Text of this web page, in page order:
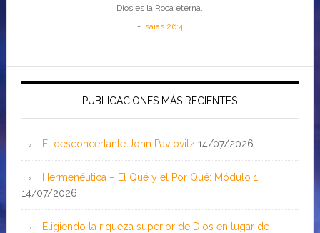
Dios es la Roca eterna.
- Isaías 26:4
PUBLICACIONES MÁS RECIENTES
El desconcertante John Pavlovitz 14/07/2026
Hermenéutica – El Qué y el Por Qué: Módulo 1
14/07/2026
Eligiendo la riqueza superior de Dios en lugar de